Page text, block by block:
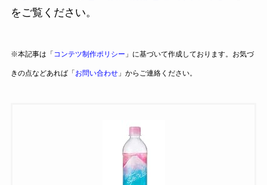
をご覧ください。
※本記事は「 コンテツ制作ポリシー 」に基づいて作成しております。お気づ
きの点などあれば「お問い合わせ」からご連絡ください。